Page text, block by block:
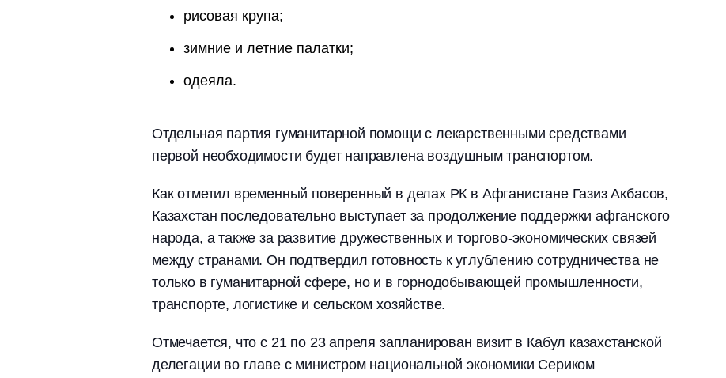
рисовая крупа;
зимние и летние палатки;
одеяла.
Отдельная партия гуманитарной помощи с лекарственными средствами
первой необходимости будет направлена воздушным транспортом.
Как отметил временный поверенный в делах РК в Афганистане Газиз Акбасов,
Казахстан последовательно выступает за продолжение поддержки афганского
народа, а также за развитие дружественных и торгово-экономических связей
между странами. Он подтвердил готовность к углублению сотрудничества не
только в гуманитарной сфере, но и в горнодобывающей промышленности,
транспорте, логистике и сельском хозяйстве.
Отмечается, что с 21 по 23 апреля запланирован визит в Кабул казахстанской
делегации во главе с министром национальной экономики Сериком